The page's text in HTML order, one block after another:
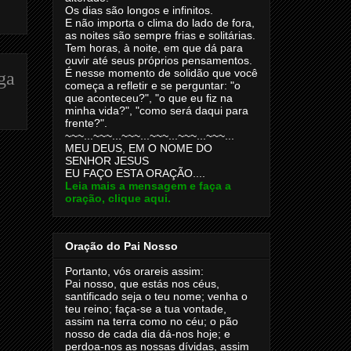
Os dias são longos e infinitos.
E não importa o clima do lado de fora,
as noites são sempre frias e solitárias.
Tem horas, à noite, em que dá para
ouvir até seus próprios pensamentos.
É nesse momento de solidão que você
começa a refletir e se perguntar: "o
que aconteceu?", "o que eu fiz na
minha vida?", "como será daqui para
frente?".
~~~...~~~...~~~...~~~...~~~...~~~...
MEU DEUS, EM O NOME DO
SENHOR JESUS
EU FAÇO ESTA ORAÇÃO....
Leia mais a mensagem e faça a
oração, clique aqui.
Oração do Pai Nosso
Portanto, vós orareis assim:
Pai nosso, que estás nos céus,
santificado seja o teu nome; venha o
teu reino; faça-se a tua vontade,
assim na terra como no céu; o pão
nosso de cada dia dá-nos hoje; e
perdoa-nos as nossas dívidas, assim